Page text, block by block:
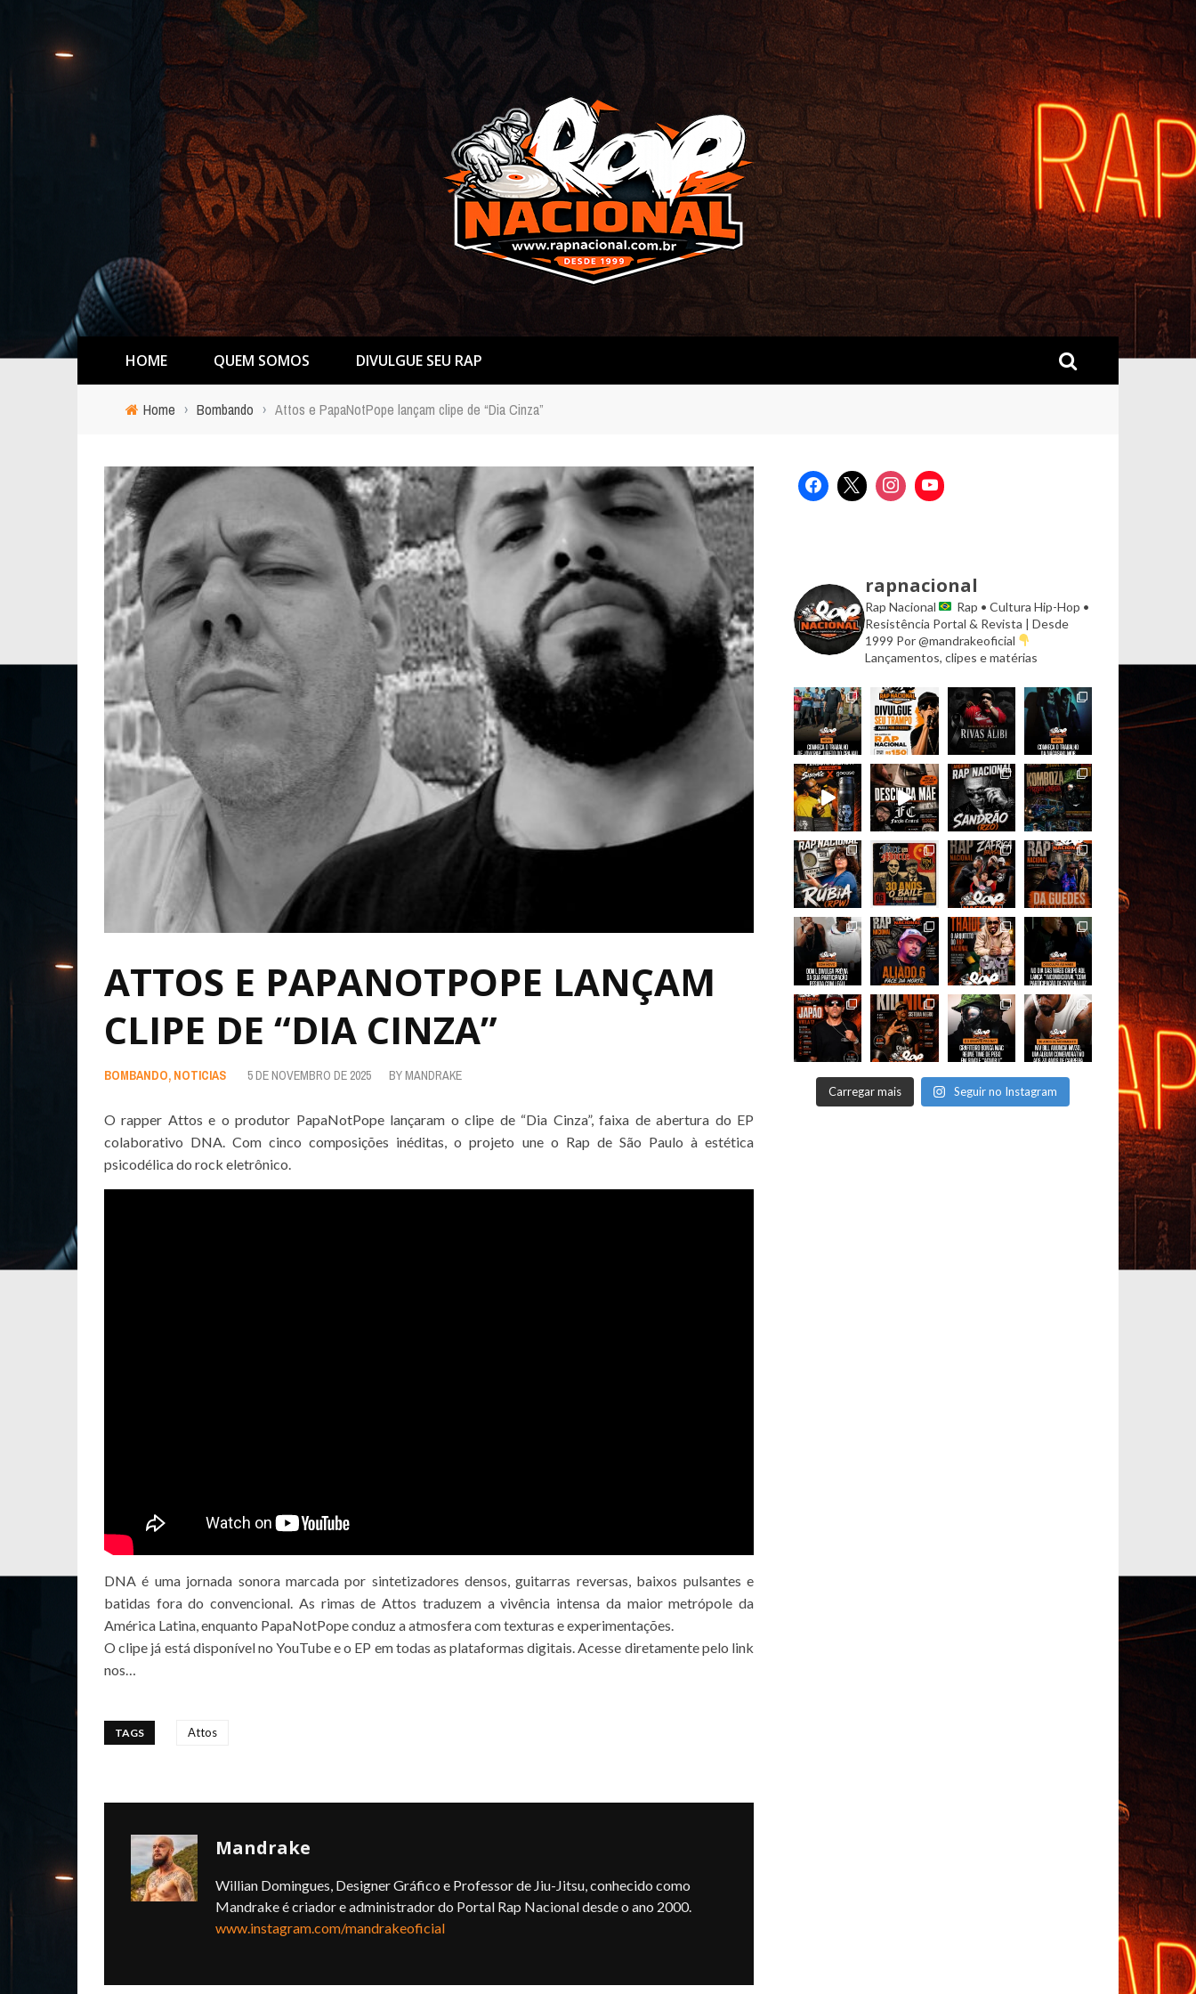
HOME QUEM SOMOS DIVULGUE SEU RAP
Home › Bombando › Attos e PapaNotPope lançam clipe de “Dia Cinza”
ATTOS E PAPANOTPOPE LANÇAM
CLIPE DE “DIA CINZA”
BOMBANDO, NOTICIAS 5 DE NOVEMBRO DE 2025 BY MANDRAKE
O rapper Attos e o produtor PapaNotPope lançaram o clipe de “Dia Cinza”, faixa de abertura do EP
colaborativo DNA. Com cinco composições inéditas, o projeto une o Rap de São Paulo à estética
psicodélica do rock eletrônico.
DNA é uma jornada sonora marcada por sintetizadores densos, guitarras reversas, baixos pulsantes e
batidas fora do convencional. As rimas de Attos traduzem a vivência intensa da maior metrópole da
América Latina, enquanto PapaNotPope conduz a atmosfera com texturas e experimentações.
O clipe já está disponível no YouTube e o EP em todas as plataformas digitais. Acesse diretamente pelo link
nos…
TAGS Attos
Mandrake
Willian Domingues, Designer Gráfico e Professor de Jiu-Jitsu, conhecido como
Mandrake é criador e administrador do Portal Rap Nacional desde o ano 2000.
www.instagram.com/mandrakeoficial
rapnacional
Rap Nacional
Rap • Cultura Hip-Hop •
Resistência Portal & Revista | Desde
1999 Por @mandrakeoficial
Lançamentos, clipes e matérias
Carregar mais Seguir no Instagram